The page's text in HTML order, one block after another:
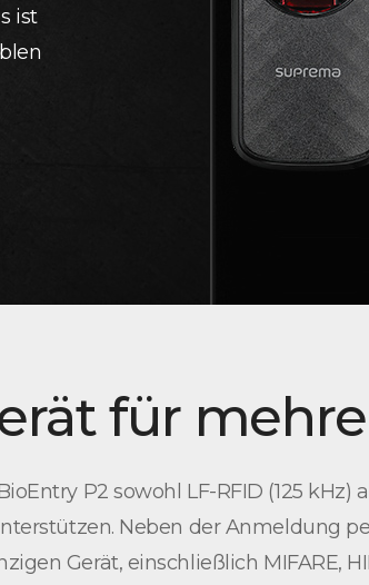
ist
für
P2 sowohl LF-RFID (125 kHz)
Neben der Anmeldung
Gerät, einschließlich MIFARE,